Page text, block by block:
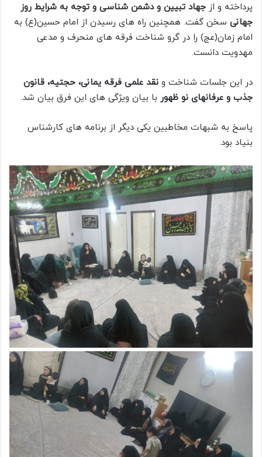
پرداخته و از جهاد تبیین و دشمن شناسی و توجه به شرایط روز
جهانی سخن گفت. همچنین راه های رسیدن از امام حسین(ع) به
امام زمان(عج) را در گرو شناخت فرقه های منحرف و مدعی
مهدویت دانست.
در این جلسات شناخت و نقد علمی فرقه یمانی، حجتیه، قانون
جذب و عرفانهای نو ظهور با بیان ویژگی های این فرق بیان شد.
پاسخ به شبهات مخاطبین یکی دیگر از برنامه های کارشناس
بنیاد بود.